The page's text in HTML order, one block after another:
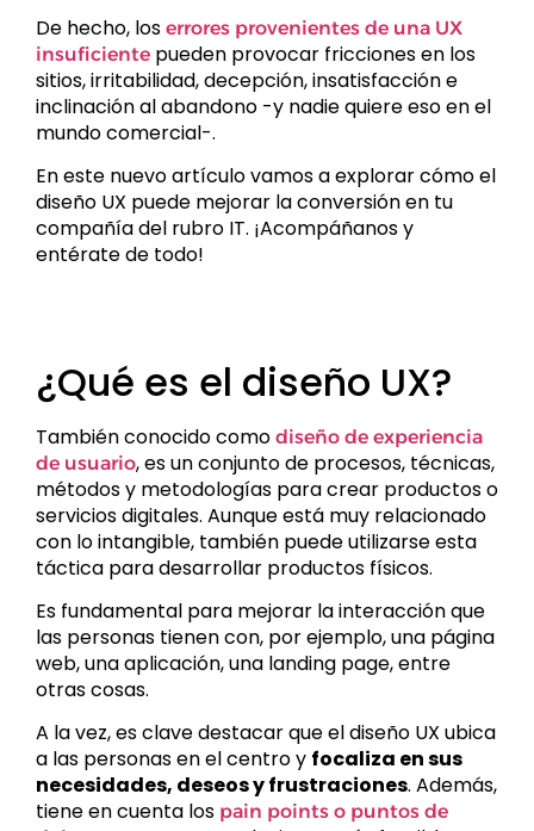
De hecho, los errores provenientes de una UX
insuficiente pueden provocar fricciones en los
sitios, irritabilidad, decepción, insatisfacción e
inclinación al abandono -y nadie quiere eso en el
mundo comercial-.
En este nuevo artículo vamos a explorar cómo el
diseño UX puede mejorar la conversión en tu
compañía del rubro IT. ¡Acompáñanos y
entérate de todo!
¿Qué es el diseño UX?
También conocido como diseño de experiencia
de usuario, es un conjunto de procesos, técnicas,
métodos y metodologías para crear productos o
servicios digitales. Aunque está muy relacionado
con lo intangible, también puede utilizarse esta
táctica para desarrollar productos físicos.
Es fundamental para mejorar la interacción que
las personas tienen con, por ejemplo, una página
web, una aplicación, una landing page, entre
otras cosas.
A la vez, es clave destacar que el diseño UX ubica
a las personas en el centro y focaliza en sus
necesidades, deseos y frustraciones. Además,
tiene en cuenta los pain points o puntos de